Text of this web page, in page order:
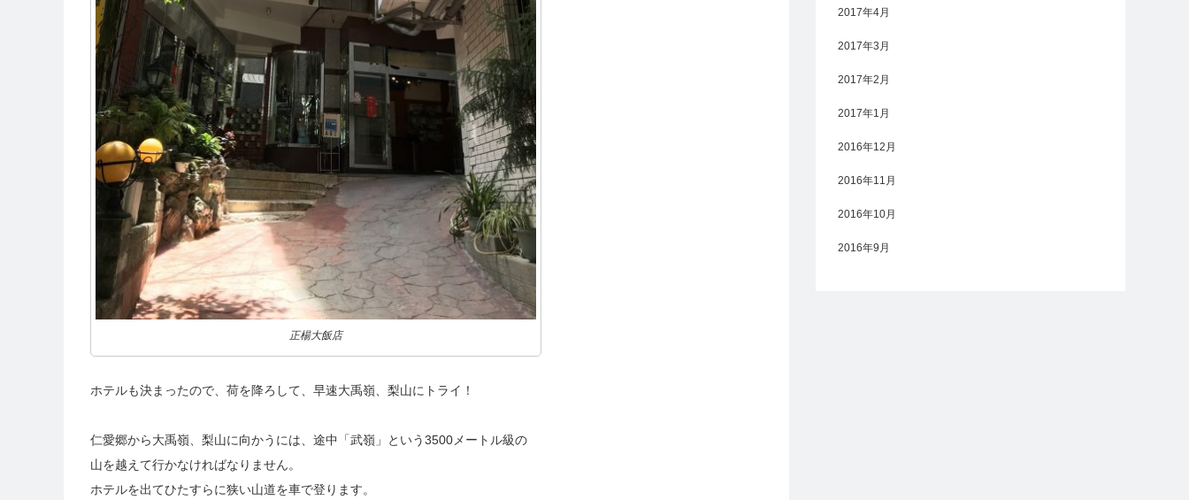
正楊大飯店
ホテルも決まったので、荷を降ろして、早速大禹嶺、梨山にトライ！
仁愛郷から大禹嶺、梨山に向かうには、途中「武嶺」という3500メートル級の
山を越えて行かなければなりません。
ホテルを出てひたすらに狭い山道を車で登ります。
2017年4月
2017年3月
2017年2月
2017年1月
2016年12月
2016年11月
2016年10月
2016年9月